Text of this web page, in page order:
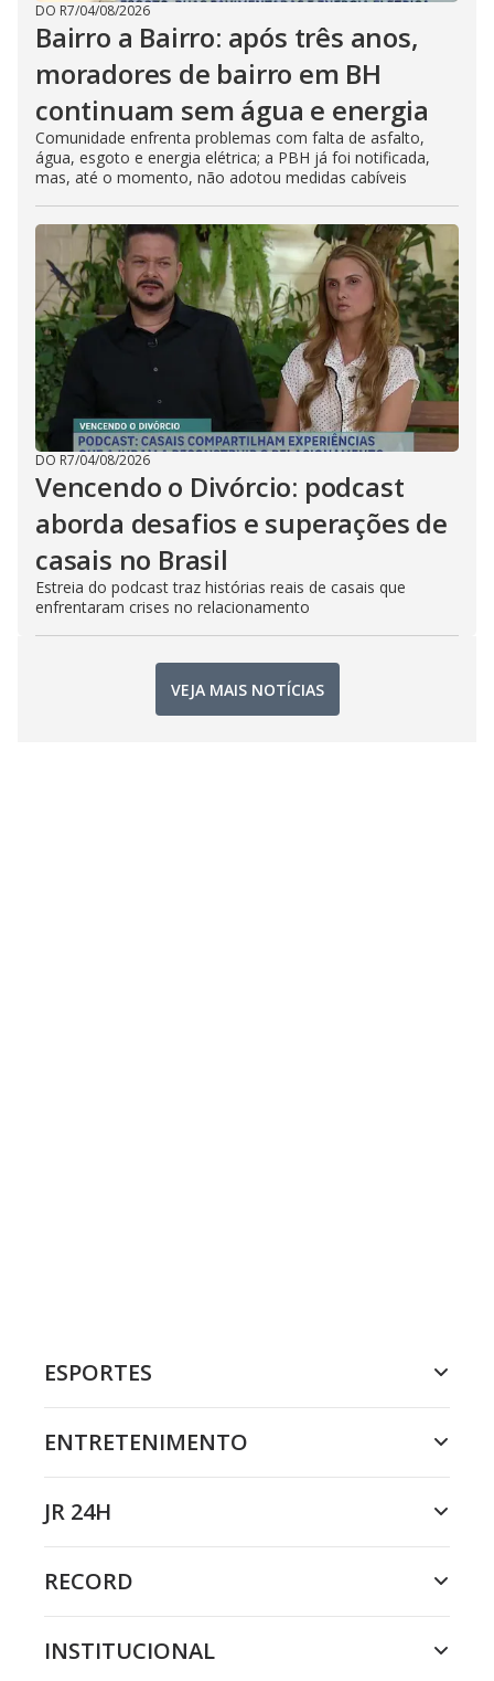
DO R7/04/08/2026
Bairro a Bairro: após três anos,
moradores de bairro em BH
continuam sem água e energia
Comunidade enfrenta problemas com falta de asfalto,
água, esgoto e energia elétrica; a PBH já foi notificada,
mas, até o momento, não adotou medidas cabíveis
DO R7/04/08/2026
Vencendo o Divórcio: podcast
aborda desafios e superações de
casais no Brasil
Estreia do podcast traz histórias reais de casais que
enfrentaram crises no relacionamento
VEJA MAIS NOTÍCIAS
ESPORTES
ENTRETENIMENTO
JR 24H
RECORD
INSTITUCIONAL